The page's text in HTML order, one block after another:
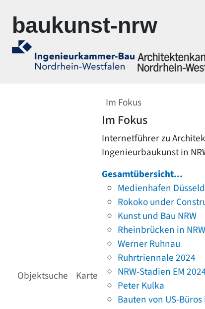
baukunst-nrw
Objektsuche Karte
Im Fokus
Im Fokus
Internetführer zu
Ingenieurbaukunst in
Gesamtübersicht...
Medienhafen
Rokoko under
Kunst und Bau NRW
Rheinbrücken in NRW
Werner Ruhnau
Ruhrtriennale 2024
NRW-Stadien EM
Peter Kulka
Bauten von US-Büros